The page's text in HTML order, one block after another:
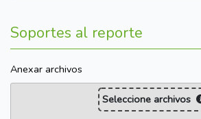
Soportes al reporte
Anexar archivos
Seleccione archivos